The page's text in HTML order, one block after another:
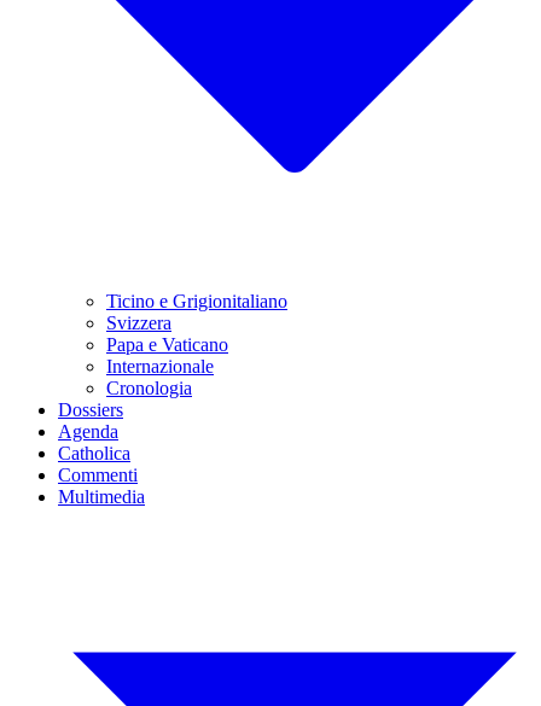
Ticino e Grigionitaliano
Svizzera
Papa e Vaticano
Internazionale
Cronologia
Dossiers
Agenda
Catholica
Commenti
Multimedia